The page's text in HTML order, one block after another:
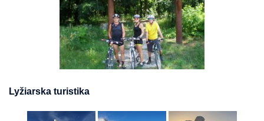
Lyžiarska turistika